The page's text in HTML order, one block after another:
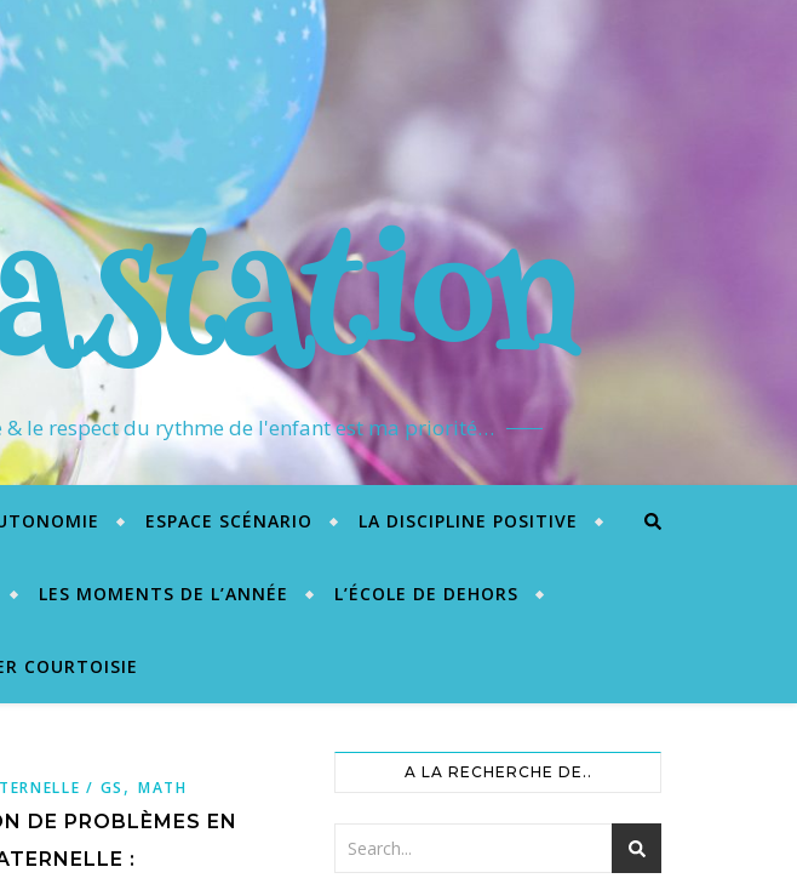
& le respect du rythme de l'enfant est ma priorité…
ESPACE SCÉNARIO LA DISCIPLINE POSITIVE
LES MOMENTS DE L’ANNÉE L’ÉCOLE DE DEHORS
COURTOISIE
/ GS ,MATH
DE PROBLÈMES EN
:
A LA RECHERCHE DE..